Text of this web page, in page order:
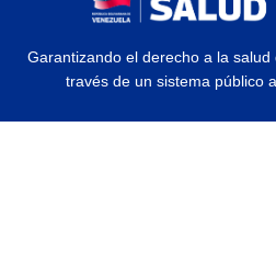
Garantizando el derecho a la
través de un sistema público